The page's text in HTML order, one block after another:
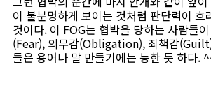
이 불분명하게 보이는 것처럼 판단력이 흐
것이다. 이 FOG는 협박을 당하는 사람들
(Fear), 의무감(Obligation), 죄책감
들은 용어나 말 만들기에는 능한 듯 하다.